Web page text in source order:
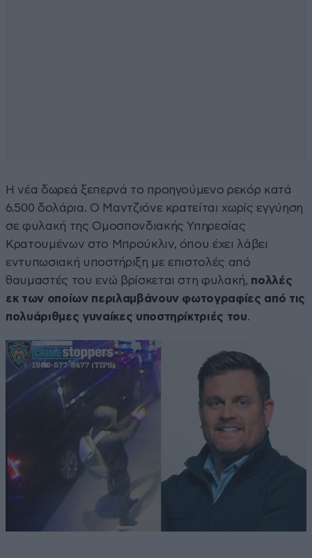
Η νέα δωρεά ξεπερνά το προηγούμενο ρεκόρ κατά
6.500 δολάρια. Ο Μαντζιόνε κρατείται χωρίς εγγύηση
σε φυλακή της Ομοσπονδιακής Υπηρεσίας
Κρατουμένων στο Μπρούκλιν, όπου έχει λάβει
εντυπωσιακή υποστήριξη με επιστολές από
θαυμαστές του ενώ βρίσκεται στη φυλακή, πολλές
εκ των οποίων περιλαμβάνουν φωτογραφίες από τις
πολυάριθμες γυναίκες υποστηρίκτριές του.